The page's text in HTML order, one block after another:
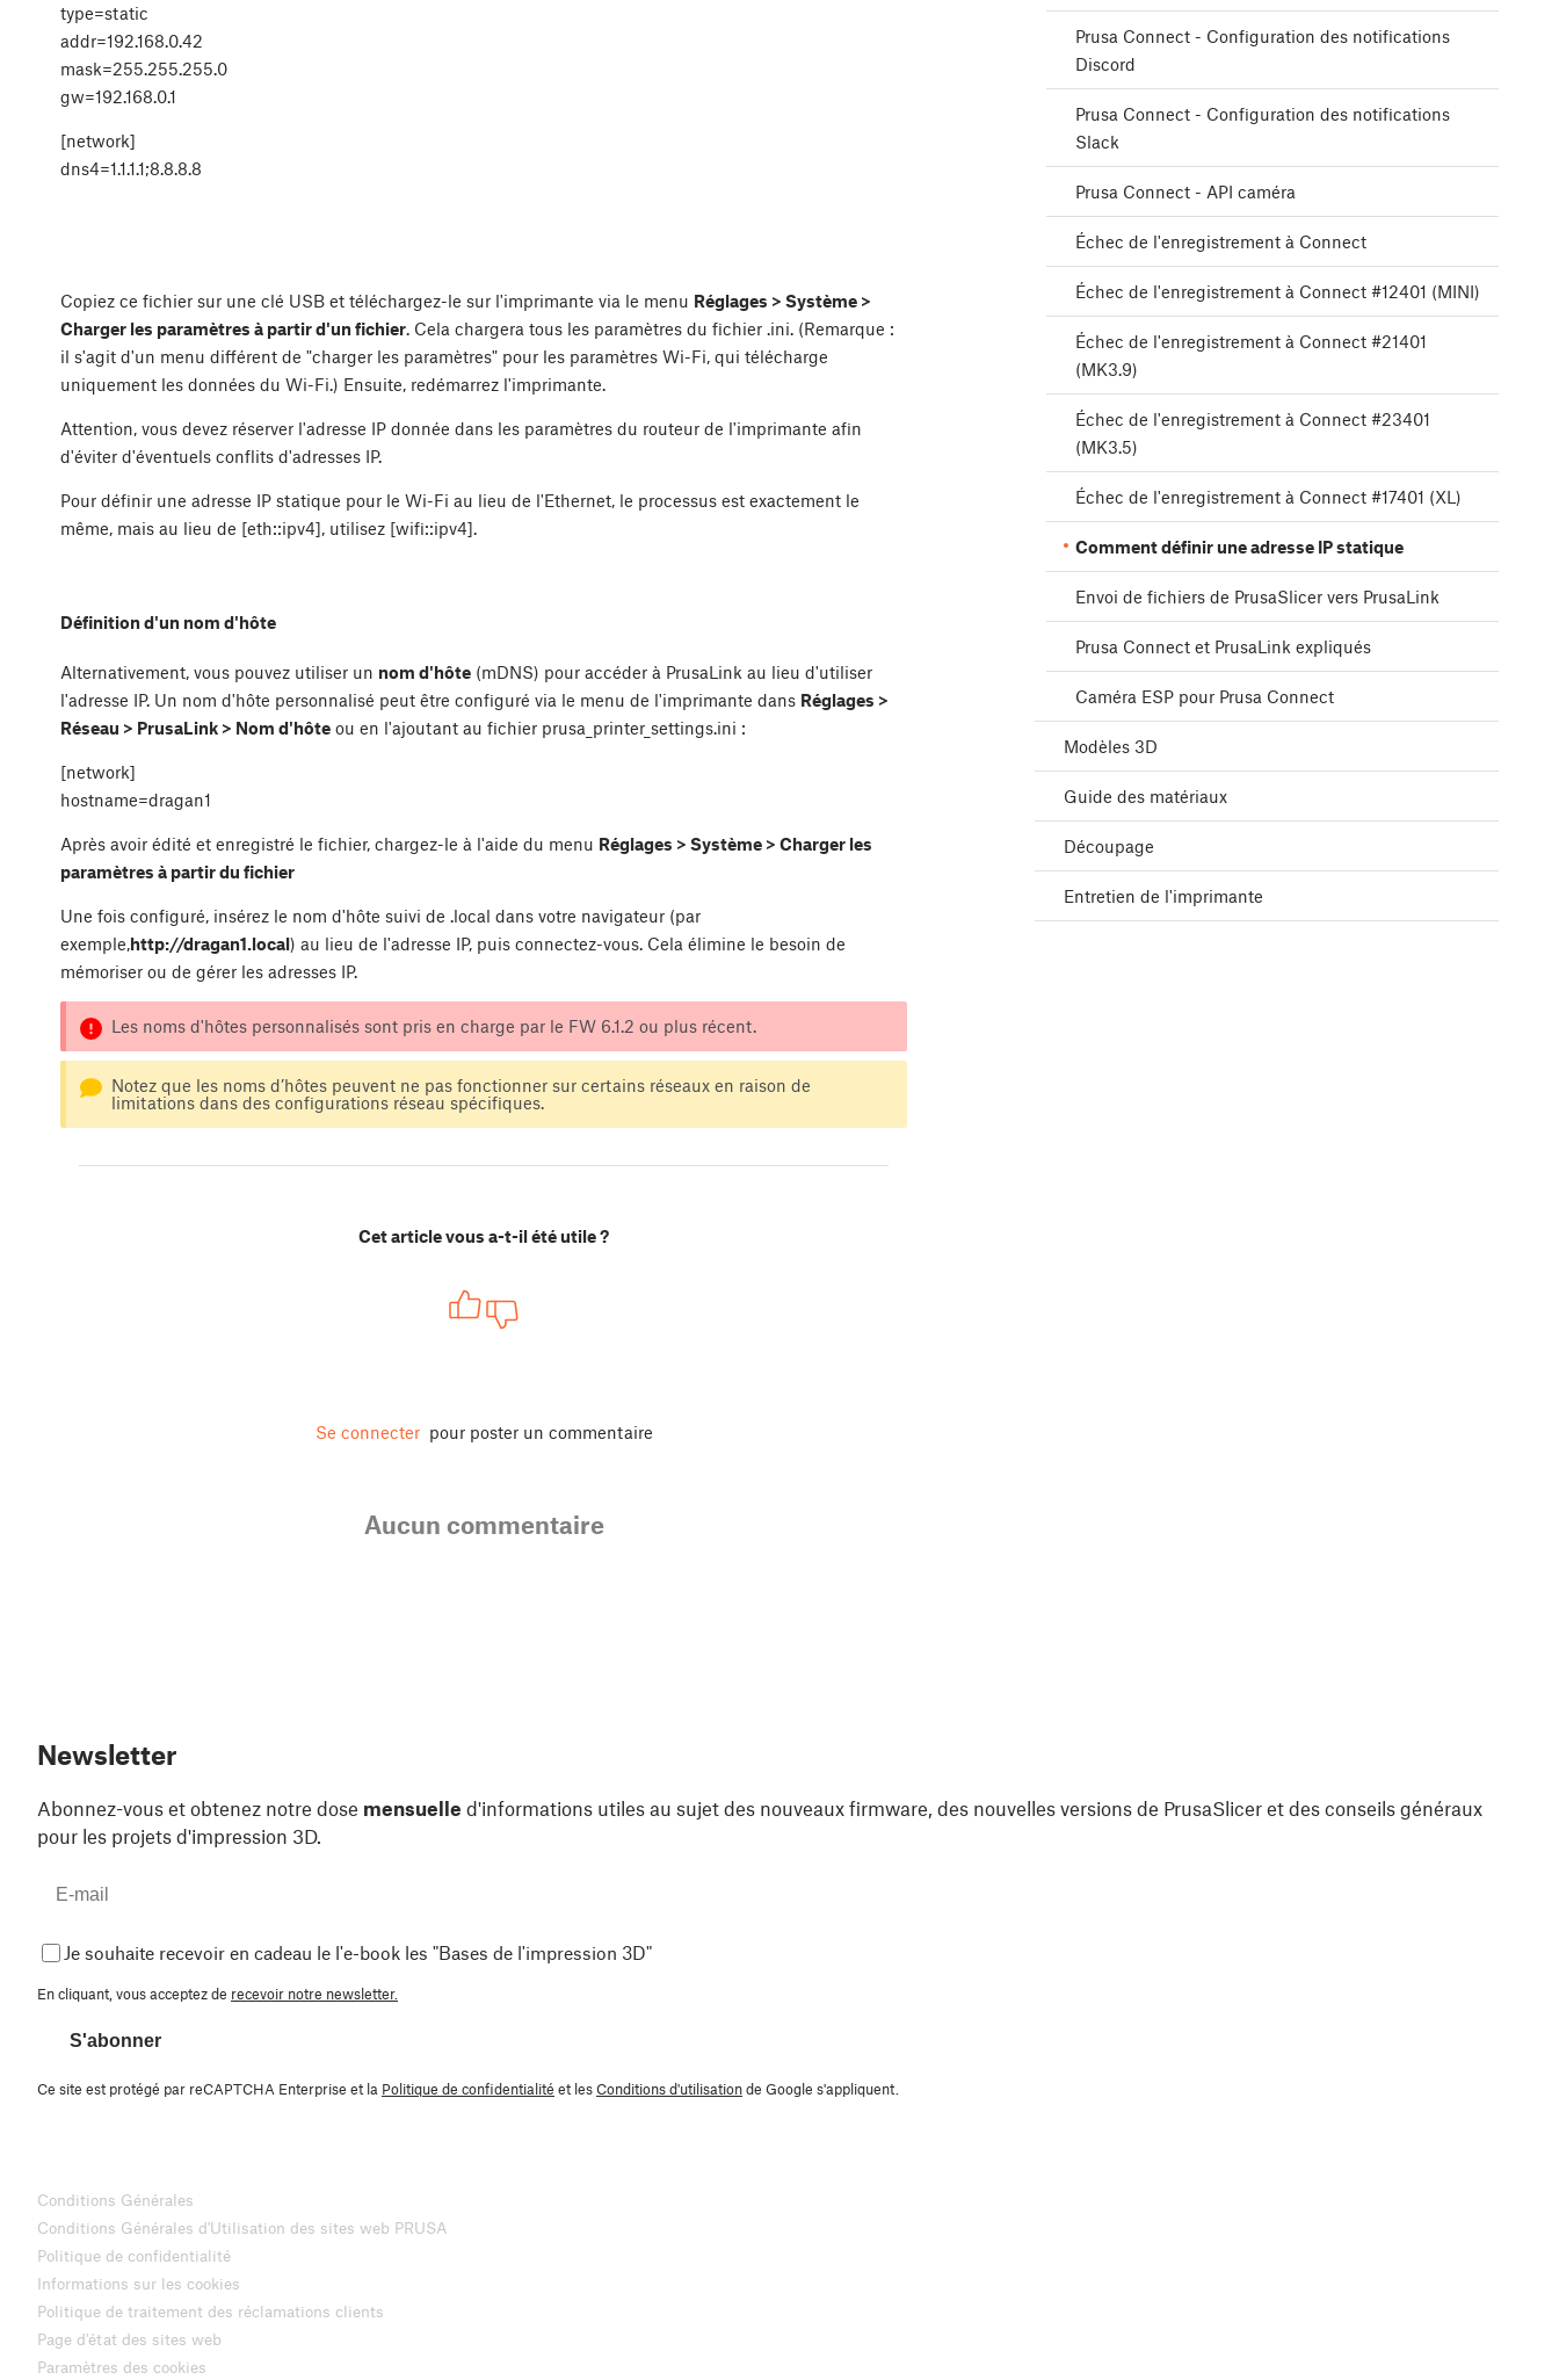
type=static
addr=192.168.0.42
mask=255.255.255.0
gw=192.168.0.1
[network]
dns4=1.1.1.1;8.8.8.8
Copiez ce fichier sur une clé USB et téléchargez-le sur l'imprimante via le menu Réglages > Système >
Charger les paramètres à partir d'un fichier. Cela chargera tous les paramètres du fichier .ini. (Remarque :
il s'agit d'un menu différent de "charger les paramètres" pour les paramètres Wi-Fi, qui télécharge
uniquement les données du Wi-Fi.) Ensuite, redémarrez l'imprimante.
Attention, vous devez réserver l'adresse IP donnée dans les paramètres du routeur de l'imprimante afin
d'éviter d'éventuels conflits d'adresses IP.
Pour définir une adresse IP statique pour le Wi-Fi au lieu de l'Ethernet, le processus est exactement le
même, mais au lieu de [eth::ipv4], utilisez [wifi::ipv4].
Définition d'un nom d'hôte
Alternativement, vous pouvez utiliser un nom d'hôte (mDNS) pour accéder à PrusaLink au lieu d'utiliser
l'adresse IP. Un nom d'hôte personnalisé peut être configuré via le menu de l'imprimante dans Réglages >
Réseau > PrusaLink > Nom d'hôte ou en l'ajoutant au fichier prusa_printer_settings.ini :
[network]
hostname=dragan1
Après avoir édité et enregistré le fichier, chargez-le à l'aide du menu Réglages > Système > Charger les
paramètres à partir du fichier
Une fois configuré, insérez le nom d'hôte suivi de .local dans votre navigateur (par
exemple,http://dragan1.local) au lieu de l'adresse IP, puis connectez-vous. Cela élimine le besoin de
mémoriser ou de gérer les adresses IP.
Les noms d'hôtes personnalisés sont pris en charge par le FW 6.1.2 ou plus récent.
Notez que les noms d’hôtes peuvent ne pas fonctionner sur certains réseaux en raison de
limitations dans des configurations réseau spécifiques.
Cet article vous a-t-il été utile ?
Se connecter pour poster un commentaire
Aucun commentaire
Prusa Connect - Configuration des notifications
Discord
Prusa Connect - Configuration des notifications
Slack
Prusa Connect - API caméra
Échec de l'enregistrement à Connect
Échec de l'enregistrement à Connect #12401 (MINI)
Échec de l'enregistrement à Connect #21401
(MK3.9)
Échec de l'enregistrement à Connect #23401
(MK3.5)
Échec de l'enregistrement à Connect #17401 (XL)
Comment définir une adresse IP statique
Envoi de fichiers de PrusaSlicer vers PrusaLink
Prusa Connect et PrusaLink expliqués
Caméra ESP pour Prusa Connect
Modèles 3D
Guide des matériaux
Découpage
Entretien de l'imprimante
Newsletter
Abonnez-vous et obtenez notre dose mensuelle d'informations utiles au sujet des nouveaux firmware, des nouvelles versions de PrusaSlicer et des conseils généraux
pour les projets d'impression 3D.
Je souhaite recevoir en cadeau le l'e-book les "Bases de l'impression 3D"
En cliquant, vous acceptez de recevoir notre newsletter.
S'abonner
Ce site est protégé par reCAPTCHA Enterprise et la Politique de confidentialité et lesConditions d'utilisationde Google s'appliquent.
Conditions Générales
Conditions Générales d'Utilisation des sites web PRUSA
Politique de confidentialité
Informations sur les cookies
Politique de traitement des réclamations clients
Page d'état des sites web
Paramètres des cookies